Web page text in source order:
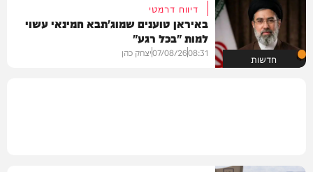
חדשות
דיווח דרמטי
באיראן טוענים שמוג'תבא חמינאי עשוי
למות "בכל רגע"
08:31
07/08/26יצחק כהן